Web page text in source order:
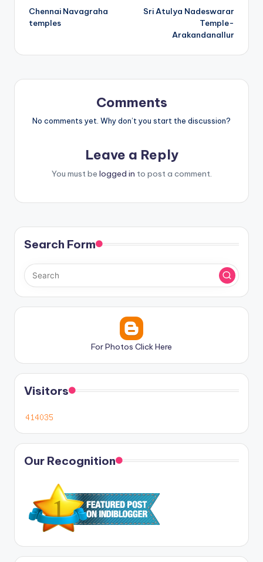
navigation
Chennai Navagraha
temples
Sri Atulya Nadeswarar
Temple-
Arakandanallur
Comments
No comments yet. Why don’t you start the discussion?
Leave a Reply
You must be logged in to post a comment.
Search Form
For Photos Click Here
Visitors
Our Recognition